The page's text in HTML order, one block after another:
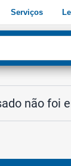
Serviços
não foi